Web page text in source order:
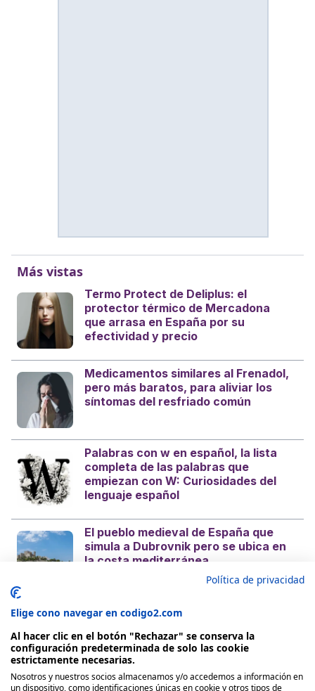
Más vistas
Termo Protect de Deliplus: el
protector térmico de Mercadona
que arrasa en España por su
efectividad y precio
Medicamentos similares al Frenadol,
pero más baratos, para aliviar los
síntomas del resfriado común
Palabras con w en español, la lista
completa de las palabras que
empiezan con W: Curiosidades del
lenguaje español
El pueblo medieval de España que
simula a Dubrovnik pero se ubica en
la costa mediterránea
Política de privacidad
Elige cono navegar en codigo2.com
Al hacer clic en el botón "Rechazar" se conserva la
configuración predeterminada de solo las cookie
estrictamente necesarias.
Nosotros y nuestros socios almacenamos y/o accedemos a información en
un dispositivo, como identificaciones únicas en cookie y otros tipos de